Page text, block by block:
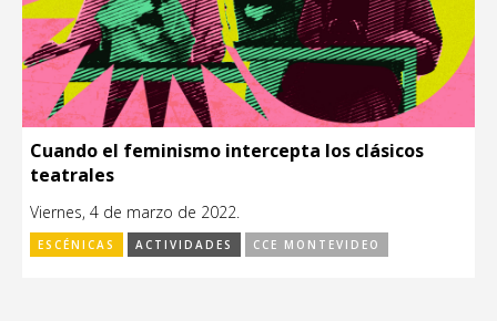
Cuando el feminismo intercepta los clásicos
teatrales
Viernes, 4 de marzo de 2022.
ESCÉNICAS ACTIVIDADES CCE MONTEVIDEO